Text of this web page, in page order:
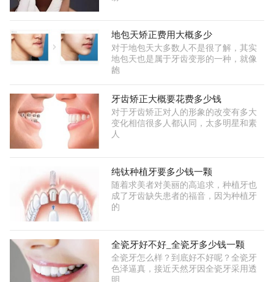
地包天矫正费用大概多少
对于地包天大多数人不是很了解，其实
地包天也是属于牙齿变形的一种，就像
龅
牙齿矫正大概要花费多少钱
对于牙齿矫正对人的形象的改变有多大
变化相信很多人都认同，太多明星和素
人
纯钛种植牙要多少钱一颗
随着求美者对美丽的高追求，种植牙也
成了牙齿缺失患者的福音，因为种植牙
的
全瓷牙好不好_全瓷牙多少钱一颗
全瓷牙怎么样？到底好不好呢？全瓷牙
色泽逼真，接近天然牙因全瓷牙采用透
明